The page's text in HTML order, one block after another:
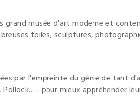
musée d'art moderne et
toiles, sculptures,
par l'empreinte du génie de tant
Pollock... - pour mieux